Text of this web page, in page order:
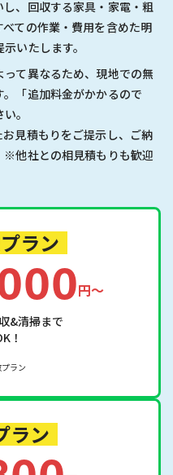
、回収する家具・家電・粗
ての作業・費用を含めた明
いたします。
て異なるため、現地での無
「追加料金がかかるので
。
見積もりをご提示し、ご納
※他社との相見積もりも歓迎
ラン
円〜
&清掃まで
！
ラン